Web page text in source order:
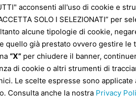
acconsenti all'uso di cookie e
SOLO I SELEZIONATI” per
alcune tipologie di cookie,
quello già prestato ovvero gestire le
“X” per chiudere il banner,
di cookie o altri strumenti di
Le scelte espresse sono applicate
Consulta anche la nostra Privacy